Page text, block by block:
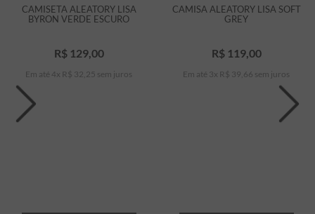
CAMISETA ALEATORY LISA
BYRON VERDE ESCURO
R$ 129,00
Em até 4 x R$ 32 25 sem juros
CAMISA ALEATORY LISA SOFT
GREY
R$ 119,00
Em até 3 x R$ 39 66 sem juros